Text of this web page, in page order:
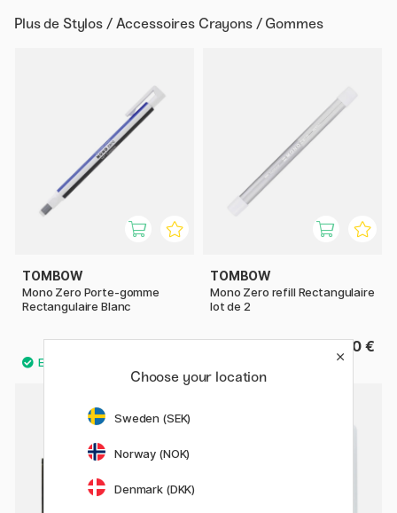
Plus de Stylos / Accessoires Crayons / Gommes
TOMBOW
Mono Zero Porte-gomme
Rectangulaire Blanc
4.60 €
TOMBOW
Mono Zero refill Rectangulaire
lot de 2
3.20 €
Choose your location
Sweden (SEK)
Norway (NOK)
Denmark (DKK)